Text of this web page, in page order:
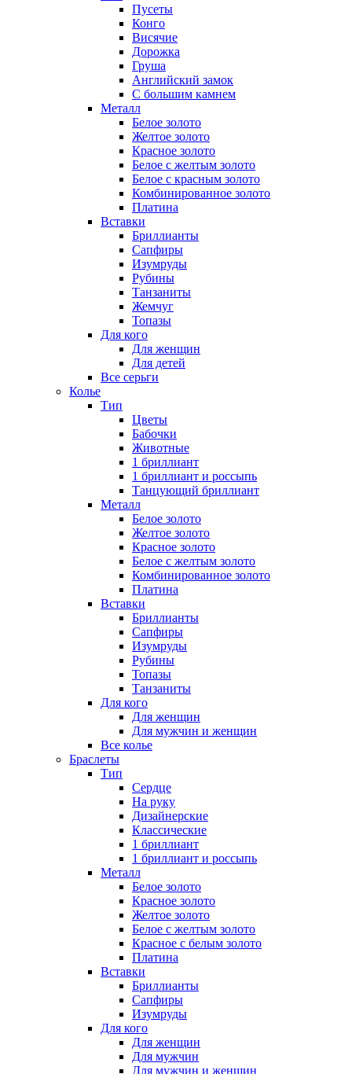
Пусеты
Конго
Висячие
Дорожка
Груша
Английский замок
С большим камнем
Металл
Белое золото
Желтое золото
Красное золото
Белое с желтым золото
Белое с красным золото
Комбинированное золото
Платина
Вставки
Бриллианты
Сапфиры
Изумруды
Рубины
Танзаниты
Жемчуг
Топазы
Для кого
Для женщин
Для детей
Все серьги
Колье
Тип
Цветы
Бабочки
Животные
1 бриллиант
1 бриллиант и россыпь
Танцующий бриллиант
Металл
Белое золото
Желтое золото
Красное золото
Белое с желтым золото
Комбинированное золото
Платина
Вставки
Бриллианты
Сапфиры
Изумруды
Рубины
Топазы
Танзаниты
Для кого
Для женщин
Для мужчин и женщин
Все колье
Браслеты
Тип
Сердце
На руку
Дизайнерские
Классические
1 бриллиант
1 бриллиант и россыпь
Металл
Белое золото
Красное золото
Желтое золото
Белое с желтым золото
Красное с белым золото
Платина
Вставки
Бриллианты
Сапфиры
Изумруды
Для кого
Для женщин
Для мужчин
Для мужчин и женщин